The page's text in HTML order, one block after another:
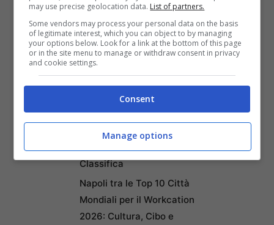
C.Z.
Articoli recentiRicominciare da Zero:
Ecco i 10 Paesi Migliori per
Trasferirsi e Lavorare da
Classifica
Napoli tra le Top 10 Città
Mondiali per il Workcation
2026: Cultura, Cibo e
may use precise geolocation data. List of partners.
Some vendors may process your personal data on the basis
of legitimate interest, which you can object to by managing
your options below. Look for a link at the bottom of this page
or in the site menu to manage or withdraw consent in privacy
and cookie settings.
Consent
Manage options